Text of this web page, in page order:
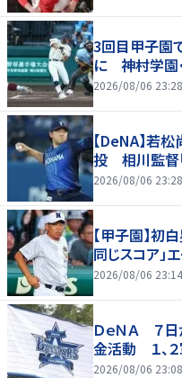
3回目甲子園
に 神村学園
2026/08/06 23:28
【DeNA】若
投 相川監督
2026/08/06 23:28
【甲子園】初
同じスコア」
2026/08/06 23:14
ＤｅＮＡ ７日
金活動 １、
2026/08/06 23:08